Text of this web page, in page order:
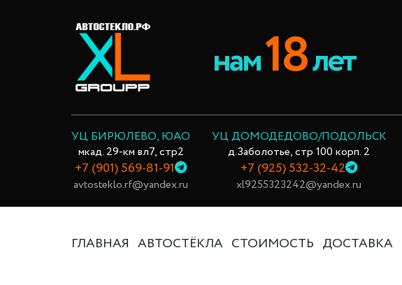
нам18лет
УЦ БИРЮЛЕВО, ЮАО
мкад. 29-км вл7, стр2
+7 (901) 569-81-91
avtosteklo.rf@yandex.ru
УЦ ДОМОДЕДОВО/ПОДОЛЬСК
д.Заболотье, стр 100 корп. 2
+7 (925) 532-32-42
xl9255323242@yandex.ru
ГЛАВНАЯ АВТОСТЁКЛА СТОИМОСТЬ ДОСТАВКА